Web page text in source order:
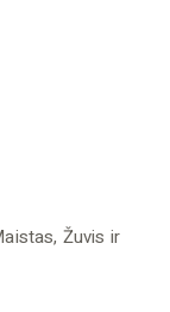
, Žuvis ir